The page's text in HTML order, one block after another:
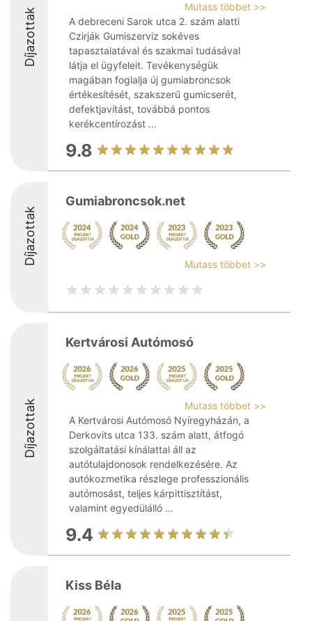
Díjazottak
Mutass többet >>
A debreceni Sarok utca 2. szám alatti
Czirják Gumiszerviz sokéves
tapasztalatával és szakmai tudásával
látja el ügyfeleit. Tevékenységük
magában foglalja új gumiabroncsok
értékesítését, szakszerű gumicserét,
defektjavítást, továbbá pontos
kerékcentírozást ...
9.8
Díjazottak
Gumiabroncsok.net
Mutass többet >>
Díjazottak
Kertvárosi Autómosó
Mutass többet >>
A Kertvárosi Autómosó Nyíregyházán, a
Derkovits utca 133. szám alatt, átfogó
szolgáltatási kínálattal áll az
autótulajdonosok rendelkezésére. Az
autókozmetika részlege professzionális
autómosást, teljes kárpittisztítást,
valamint egyedülálló ...
9.4
Kiss Béla